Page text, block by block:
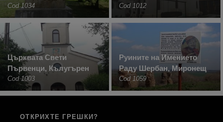
Cod 1034 Cod 1012
Църквата Свети
Първенци, Кълугърен
Cod 1003
Руините на Имението
Раду Шербан, Миронещ
Cod 1059
ОТКРИХТЕ ГРЕШКИ?